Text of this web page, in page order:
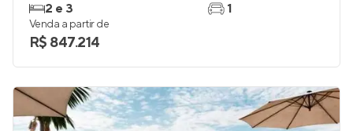
2 e 3
1
Venda a partir de
R$ 847.214